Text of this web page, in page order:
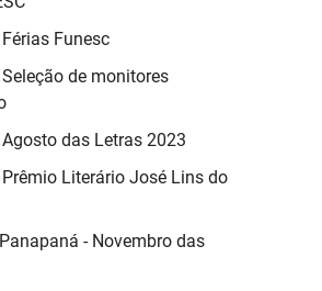
Funesc
de monitores
das Letras 2023
Literário José Lins do
- Novembro das